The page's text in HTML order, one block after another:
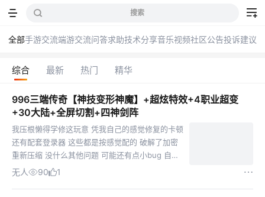
全部手游交流端游交流问答求助技术分享音乐视频社区公告投诉建议
综合 最新 热门 精华
996三端传奇【神技变形神魔】+超炫特效+4职业超变
+30大陆+全屏切割+四神剑阵
我压根懒得学修这玩意 凭我自己的感觉修复的卡顿
还有配套登录器 这些都是按感觉配的 破解了加密
重新压缩 没什么其他问题 可能还有点小bug 自己
研究 其他不懂在问我 出现了 网络不给力 多点几次
无人 90 1
搜索